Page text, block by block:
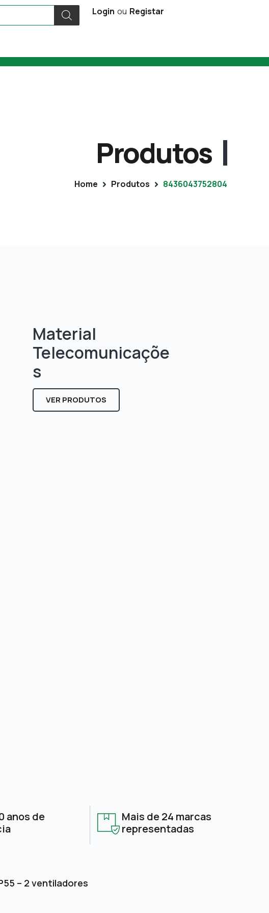
Login ou Registar
Produtos
Home Produtos 8436043752804
Material
Telecomunicaçõe
s
VER PRODUTOS
anos de
Mais de 24 marcas
representadas
– 2 ventiladores